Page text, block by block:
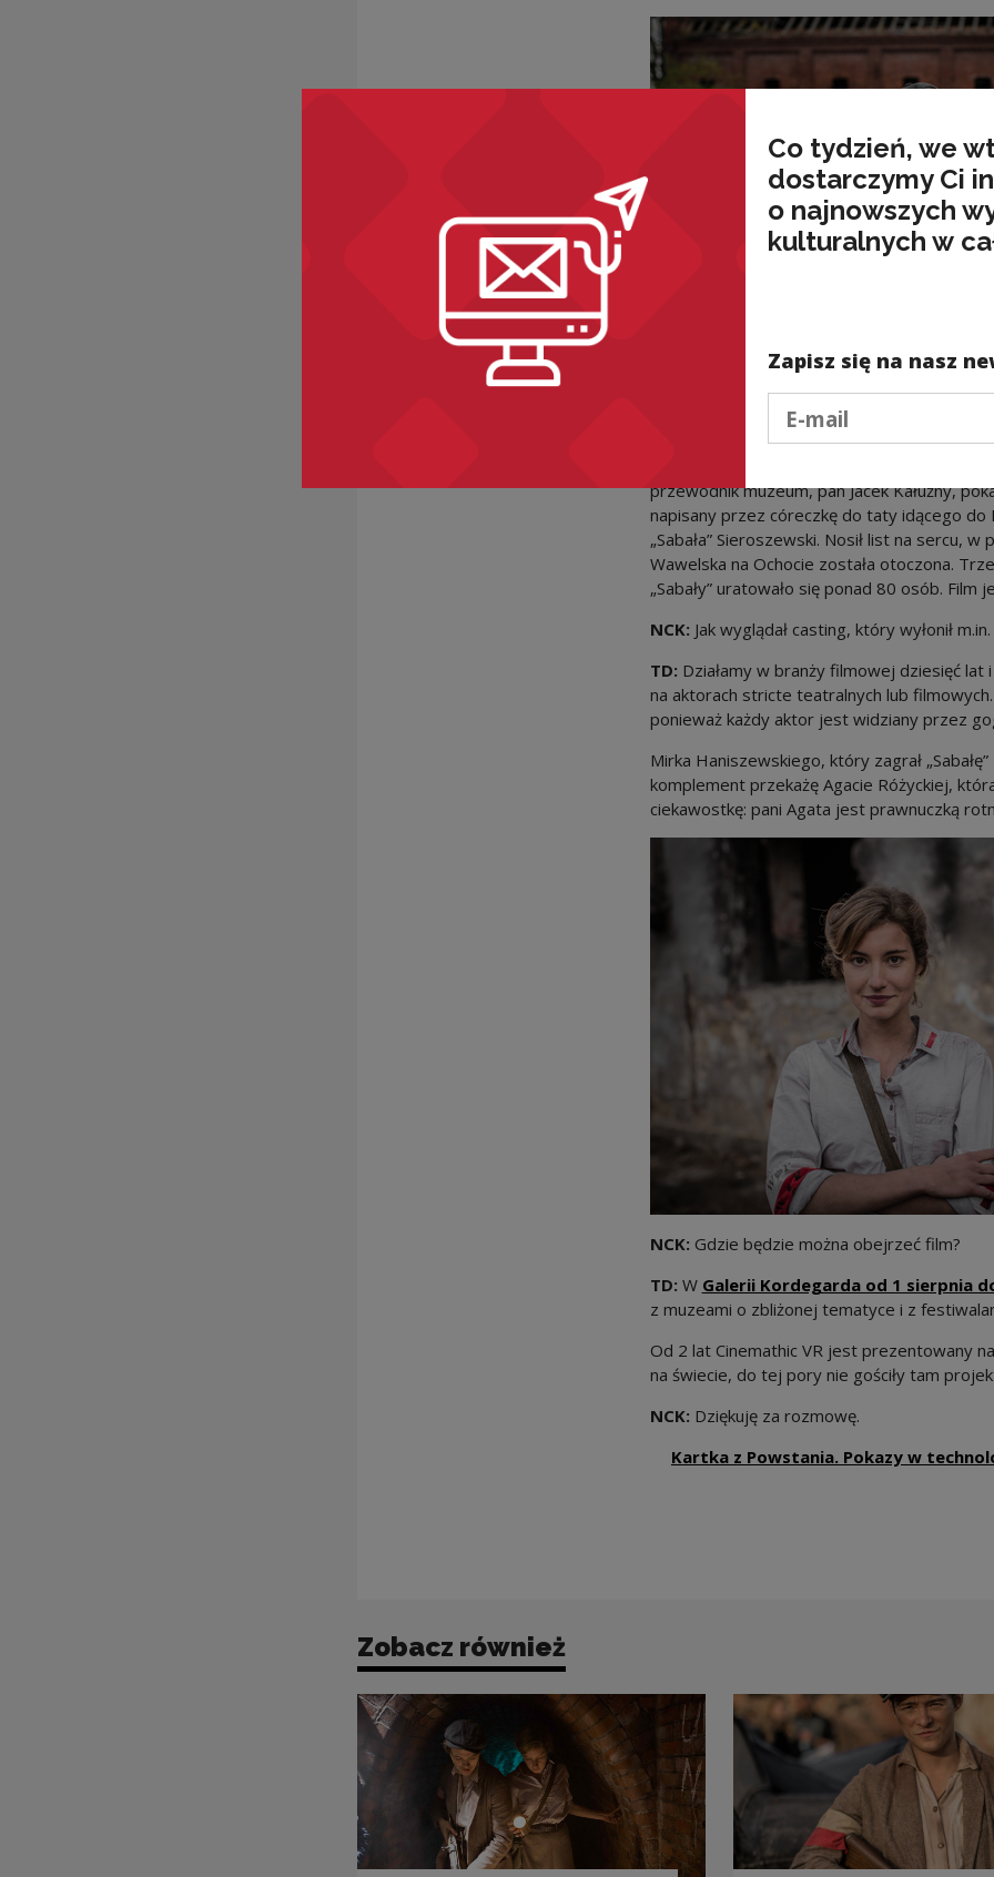
Jednocześnie film nawiązuje do
Tak. Kiedy odwiedziliśmy Muzeum
przewodnik muzeum, pan Jacek Kałużny,
napisany przez córeczkę do taty idącego do
„Sabała” Sieroszewski. Nosił list na sercu,
Wawelska na Ochocie została otoczona.
„Sabały” uratowało się ponad 80 osób.
NCK: Jak wyglądał casting, który wyłonił
TD: Działamy w branży filmowej dziesięć
na aktorach stricte teatralnych lub
ponieważ każdy aktor jest widziany przez
Mirka Haniszewskiego, który zagrał
komplement przekażę Agacie Różyckiej,
ciekawostkę: pani Agata jest prawnuczką
NCK: Gdzie będzie można obejrzeć film?
TD: W Galerii Kordegarda od 1 sierpnia
z muzeami o zbliżonej tematyce i z
Od 2 lat Cinemathic VR jest prezentowany
na świecie, do tej pory nie gościły tam
NCK: Dziękuję za rozmowę.
Kartka z Powstania. Pokazy w
Zobacz również
Co tydzień, we
dostarczymy Ci
o najnowszych
kulturalnych w
Zapisz się na nasz